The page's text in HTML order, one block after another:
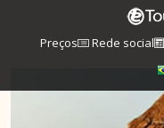
Preços Rede social